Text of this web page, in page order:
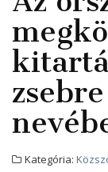
Kategória: